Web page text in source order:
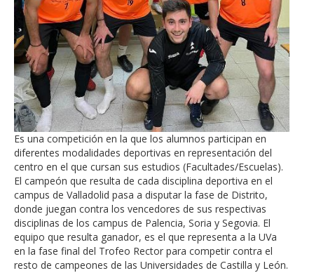
Es una competición en la que los alumnos participan en
diferentes modalidades deportivas en representación del
centro en el que cursan sus estudios (Facultades/Escuelas).
El campeón que resulta de cada disciplina deportiva en el
campus de Valladolid pasa a disputar la fase de Distrito,
donde juegan contra los vencedores de sus respectivas
disciplinas de los campus de Palencia, Soria y Segovia. El
equipo que resulta ganador, es el que representa a la UVa
en la fase final del Trofeo Rector para competir contra el
resto de campeones de las Universidades de Castilla y León.